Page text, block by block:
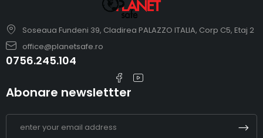
Soseaua Fundeni 39, Cladirea PALAZZO ITALIA, Corp C5, Etaj 2
office@planetsafe.ro
0756.245.104
Abonare newslettter